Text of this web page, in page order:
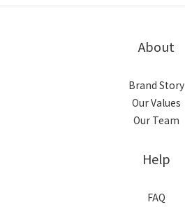
About
Brand Story
Our Values
Our Team
Help
FAQ